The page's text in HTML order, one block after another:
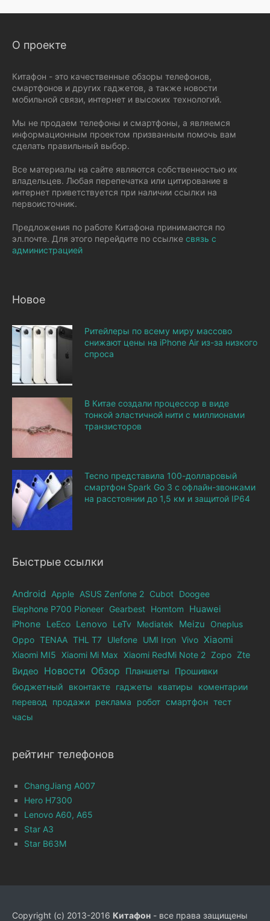
О проекте
Китафон - это качественные обзоры телефонов,
смартфонов и других гаджетов, а также новости
мобильной связи, интернет и высоких технологий.
Мы не продаем телефоны и смартфоны, а являемся
информационным проектом призванным помочь вам
сделать правильный выбор.
Все материалы на сайте являются собственностью их
владельцев. Любая перепечатка или цитирование в
интернет приветствуется при наличии ссылки на
первоисточник.
Предложения по работе Китафона принимаются по
эл.почте. Для этого перейдите по ссылке связь с
администрацией
Новое
Ритейлеры по всему миру массово
снижают цены на iPhone Air из-за низкого
спроса
В Китае создали процессор в виде
тонкой эластичной нити с миллионами
транзисторов
Tecno представила 100-долларовый
смартфон Spark Go 3 с офлайн-звонками
на расстоянии до 1,5 км и защитой IP64
Быстрые ссылки
Android Apple ASUS Zenfone 2 Cubot Doogee
Elephone Р700 Pioneer Gearbest Homtom
Huawei
iPhone
LeEco Lenovo LeTv Mediatek Meizu
Oneplus
Oppo TENAA THL T7 Ulefone UMI Iron Vivo Xiaomi
Xiaomi MI5 Xiaomi Mi Max Xiaomi RedMi Note 2 Zopo Zte
Видео Новости Обзор Планшеты
Прошивки
бюджетный
вконтакте гаджеты кватиры
коментарии
перевод
продажи реклама робот смартфон тест
часы
рейтинг телефонов
ChangJiang A007
Hero H7300
Lenovo A60, A65
Star A3
Star B63M
Copyright (c) 2013-2016 Китафон - все права защищены